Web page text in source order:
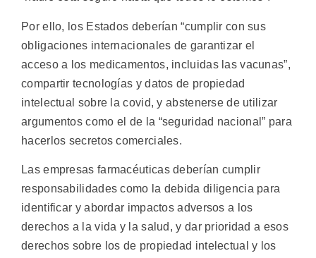
Por ello, los Estados deberían “cumplir con sus
obligaciones internacionales de garantizar el
acceso a los medicamentos, incluidas las vacunas”,
compartir tecnologías y datos de propiedad
intelectual sobre la covid, y abstenerse de utilizar
argumentos como el de la “seguridad nacional” para
hacerlos secretos comerciales.
Las empresas farmacéuticas deberían cumplir
responsabilidades como la debida diligencia para
identificar y abordar impactos adversos a los
derechos a la vida y la salud, y dar prioridad a esos
derechos sobre los de propiedad intelectual y los